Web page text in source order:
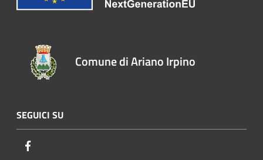
Comune di Ariano Irpino
SEGUICI SU